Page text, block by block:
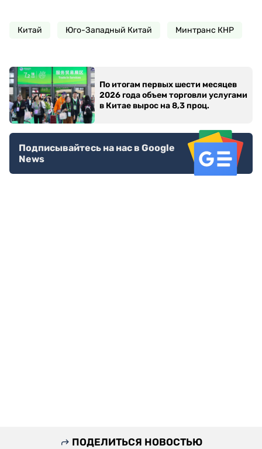
Китай Юго-Западный Китай Минтранс КНР
По итогам первых шести месяцев
2026 года объем торговли услугами
в Китае вырос на 8,3 проц.
Подписывайтесь на нас в Google
News
ПОДЕЛИТЬСЯ НОВОСТЬЮ